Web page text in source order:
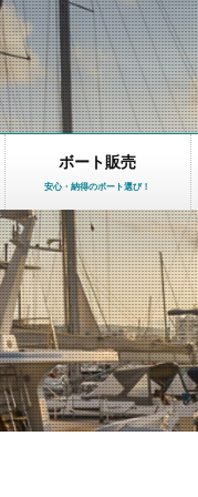
ボート販売
安心・納得のボート選び！